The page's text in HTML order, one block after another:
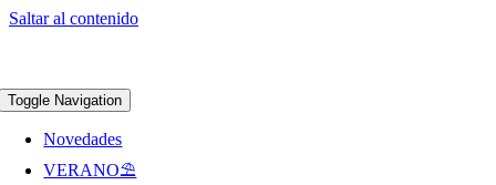
Saltar al contenido
Toggle Navigation
Novedades
VERANO⛱️​